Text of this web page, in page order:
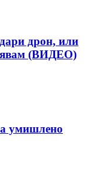
дрон, или
(ВИДЕО)
умишлено